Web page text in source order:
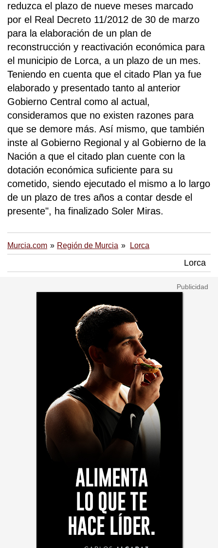
reduzca el plazo de nueve meses marcado
por el Real Decreto 11/2012 de 30 de marzo
para la elaboración de un plan de
reconstrucción y reactivación económica para
el municipio de Lorca, a un plazo de un mes.
Teniendo en cuenta que el citado Plan ya fue
elaborado y presentado tanto al anterior
Gobierno Central como al actual,
consideramos que no existen razones para
que se demore más. Así mismo, que también
inste al Gobierno Regional y al Gobierno de la
Nación a que el citado plan cuente con la
dotación económica suficiente para su
cometido, siendo ejecutado el mismo a lo largo
de un plazo de tres años a contar desde el
presente", ha finalizado Soler Miras.
Murcia.com Región de Murcia Lorca
Lorca